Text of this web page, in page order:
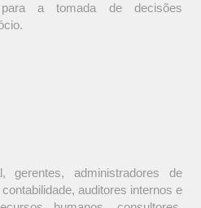
para a tomada de decisões
gerentes, administradores de
auditores internos e